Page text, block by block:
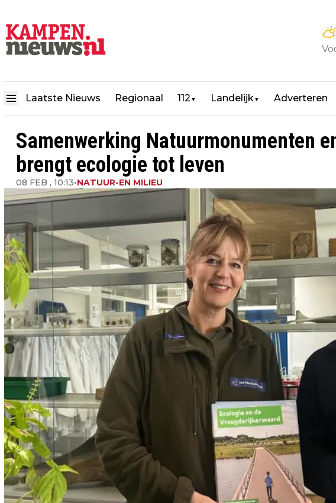
Laatste Nieuws Regionaal 112 ▼ Landelijk▼ Adverteren
Samenwerking Natuurmonumenten
brengt ecologie tot leven
08 FEB , 10:13•NATUUR-EN MILIEU